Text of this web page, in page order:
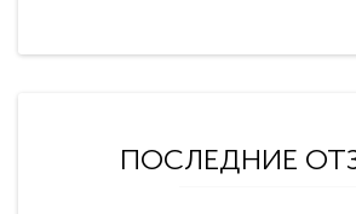
ПОСЛЕДНИЕ